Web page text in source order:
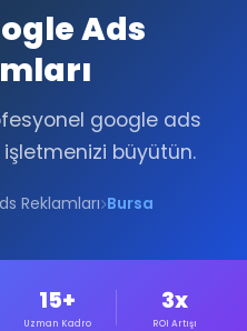
Ads
google ads
büyütün.
Reklamları Bursa
15+
Uzman Kadro
3x
ROI Artışı